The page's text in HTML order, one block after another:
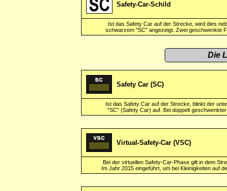
Safety-Car-Schild
Ist das Safety Car auf der Strecke, wird dies
schwarzem "SC" angezeigt. Zwei geschwenkte
Die
Safety Car (SC)
Ist das Safety Car auf der Strecke, blinkt der
"SC" (Safety Car) auf. Bei doppelt
Virtual-Safety-Car (VSC)
Bei der virtuellen Safety-Car-Phase gilt in dem
Im Jahr 2015 eingeführt, um bei Kleinigkeiten auf